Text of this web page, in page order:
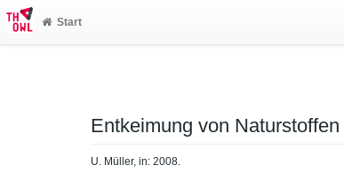
Start
Entkeimung von
U. Müller, in: 2008.